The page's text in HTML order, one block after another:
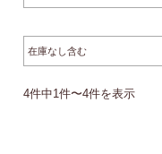
4件中1件〜4件を表示